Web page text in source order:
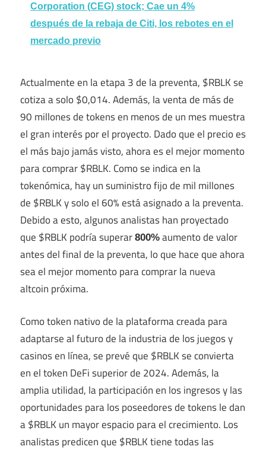
Corporation (CEG) stock; Cae un 4%
después de la rebaja de Citi, los rebotes en el
mercado previo
Actualmente en la etapa 3 de la preventa, $RBLK se
cotiza a solo $0,014. Además, la venta de más de
90 millones de tokens en menos de un mes muestra
el gran interés por el proyecto. Dado que el precio es
el más bajo jamás visto, ahora es el mejor momento
para comprar $RBLK. Como se indica en la
tokenómica, hay un suministro fijo de mil millones
de $RBLK y solo el 60% está asignado a la preventa.
Debido a esto, algunos analistas han proyectado
que $RBLK podría superar 800% aumento de valor
antes del final de la preventa, lo que hace que ahora
sea el mejor momento para comprar la nueva
altcoin próxima.
Como token nativo de la plataforma creada para
adaptarse al futuro de la industria de los juegos y
casinos en línea, se prevé que $RBLK se convierta
en eltoken DeFi superiorde 2024. Además, la
amplia utilidad, la participación en los ingresos y las
oportunidades para los poseedores de tokens le dan
a $RBLK un mayor espacio para el crecimiento. Los
analistas predicen que $RBLK tiene todas las